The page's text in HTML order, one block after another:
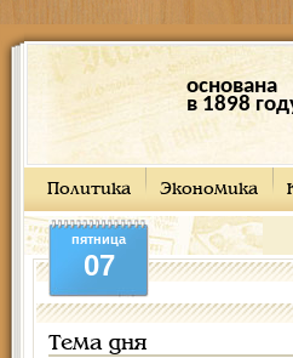
основана
в 1898
Политика Экономика
пятница
07
Тема дня